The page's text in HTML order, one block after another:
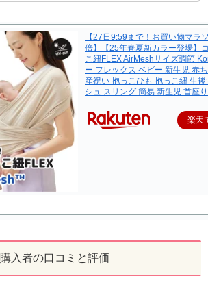
【27日9:59まで！お買い物マラ
倍】【25年春夏新カラー登場】
こ紐FLEX AirMeshサイズ調節
ー フレックス ベビー 新生児 赤
産祝い 抱っこひも 抱っこ紐 生
シュ スリング 簡易 新生児 首座
楽天
購入者の口コミと評価